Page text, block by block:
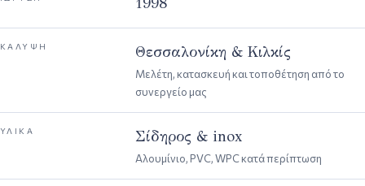
ΚΆΛΥΨΗ Θεσσαλονίκη & Κιλκίς
Μελέτη, κατασκευή και τοποθέτηση από το
συνεργείο μας
ΥΛΙΚΆ Σίδηρος & inox
Αλουμίνιο, PVC, WPC κατά περίπτωση